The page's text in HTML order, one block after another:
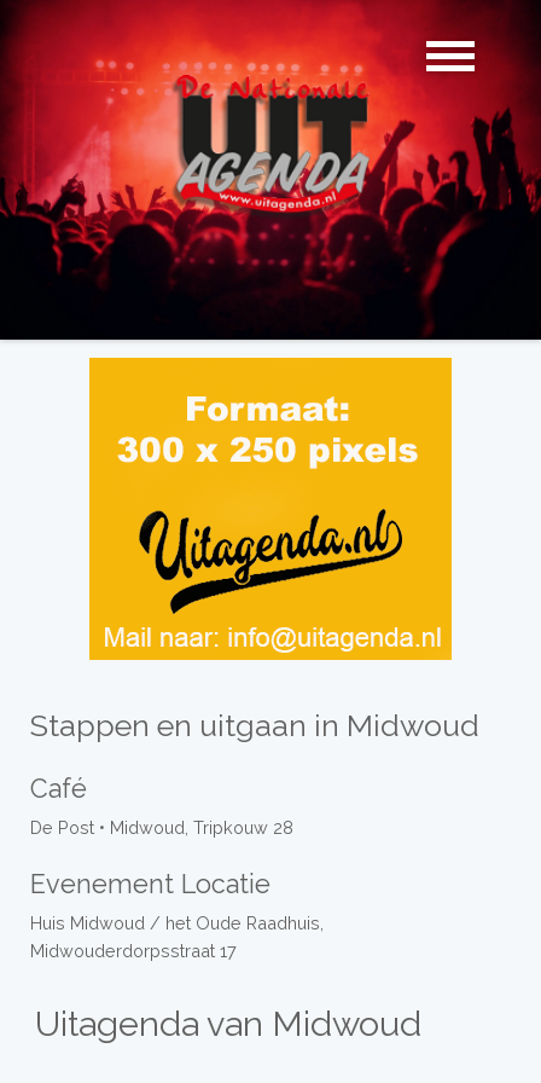
Stappen en uitgaan in Midwoud
Café
De Post • Midwoud, Tripkouw 28
Evenement Locatie
Huis Midwoud / het Oude Raadhuis,
Midwouderdorpsstraat 17
Uitagenda van Midwoud